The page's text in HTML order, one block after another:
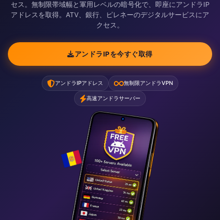
セス。無制限帯域幅と軍用レベルの暗号化で、即座にアンドラIP
アドレスを取得。ATV、銀行、ピレネーのデジタルサービスにア
クセス。
アンドラIPを今すぐ取得
アンドラIPアドレス 無制限アンドラVPN
高速アンドラサーバー